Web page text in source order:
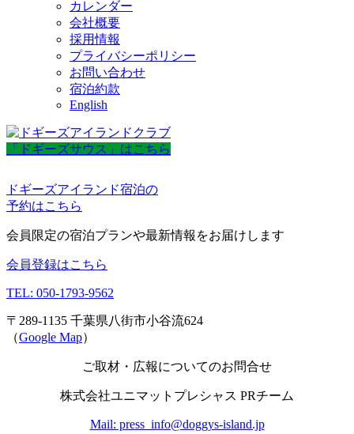
カレンダー
会社概要
採用情報
プライバシーポリシー
お問い合わせ
宿泊約款
English
「ドギーズサウス」はこちら
ドギーズアイランド宿泊の
予約はこちら
会員限定の宿泊プランや最新情報をお届けします
会員登録はこちら
TEL: 050-1793-9562
〒289-1135 千葉県八街市小谷流624
（Google Map）
ご取材・広報についてのお問合せ
株式会社ユニマットプレシャス PRチーム
Mail: press_info@doggys-island.jp